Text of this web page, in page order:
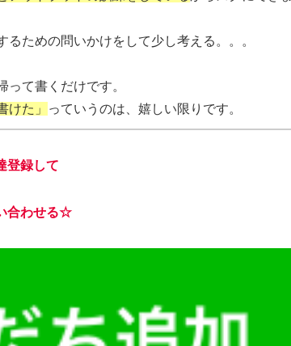
るための問いかけをして少し考える。。。
って書くだけです。
けた」
っていうのは、嬉しい限りです。
登録して
合わせる☆